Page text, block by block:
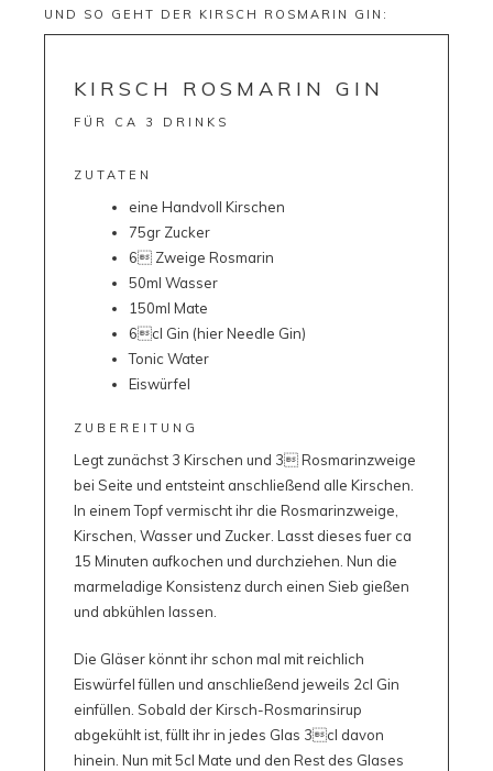
UND SO GEHT DER KIRSCH ROSMARIN GIN:
KIRSCH ROSMARIN GIN
FÜR CA 3 DRINKS
ZUTATEN
eine Handvoll Kirschen
75gr Zucker
6 Zweige Rosmarin
50ml Wasser
150ml Mate
6cl Gin (hier Needle Gin)
Tonic Water
Eiswürfel
ZUBEREITUNG
Legt zunächst 3 Kirschen und 3 Rosmarinzweige
bei Seite und entsteint anschließend alle Kirschen.
In einem Topf vermischt ihr die Rosmarinzweige,
Kirschen, Wasser und Zucker. Lasst dieses fuer ca
15 Minuten aufkochen und durchziehen. Nun die
marmeladige Konsistenz durch einen Sieb gießen
und abkühlen lassen.
Die Gläser könnt ihr schon mal mit reichlich
Eiswürfel füllen und anschließend jeweils 2cl Gin
einfüllen. Sobald der Kirsch-Rosmarinsirup
abgekühlt ist, füllt ihr in jedes Glas 3cl davon
hinein. Nun mit 5cl Mate und den Rest des Glases